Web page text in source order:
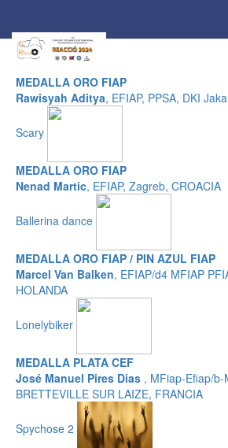
MEDALLA ORO FIAP
Rawisyah Aditya, EFIAP, PPSA, DKI
Scary
MEDALLA ORO FIAP
Nenad Martic, EFIAP, Zagreb, CROACIA
Ballerina dance
MEDALLA ORO FIAP / PIN AZUL FIAP
Marcel Van Balken, EFIAP/d4 MFIAP
HOLANDA
Lonelybiker
MEDALLA PLATA CEF
José Manuel Pires Dias , MFiap-Efiap/
BRETTEVILLE SUR LAIZE, FRANCIA
Spychose 2